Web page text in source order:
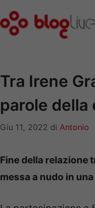
Tra Irene
parole della
Giu 11, 2022 di Antonio
Fine della relazione
messa a nudo in